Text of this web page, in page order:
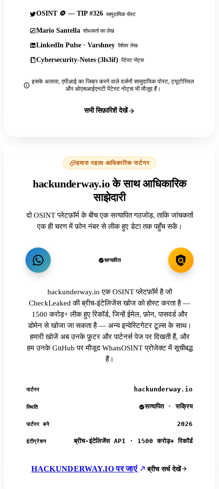
OSINT 🪙 — TIP #326 सामुदायिक पोस्ट
Mario Santella शोधकर्ता का लेख
LinkedIn Pulse · Varshney पेशेवर लेख
Cybersecurity-Notes (3ls3if) पेंटेस्ट नोट्स
इसके अलावा, एपीआई का जिक्र करने वाले दर्जनों सामुदायिक पोस्ट, ट्यूटोरियल
और ओएसआईएनटी पेंटेस्ट नोट्स भी मौजूद हैं।
सभी सिफ़ारिशें देखें
हमारा पहला आधिकारिक पार्टनर
hackunderway.io के साथ आधिकारिक
साझेदारी
दो OSINT प्लेटफ़ॉर्म के बीच एक सत्यापित गठजोड़, ताकि जांचकर्ता
एक ही चरण में फ़ोन नंबर से लीक हुए डेटा तक पहुँच सकें।
सत्यापित
hackunderway.io एक OSINT प्लेटफ़ॉर्म है जो
CheckLeaked की ब्रीच-इंटेलिजेंस खोज को होस्ट करता है —
1500 करोड़+ लीक हुए रिकॉर्ड, जिन्हें ईमेल, फ़ोन, पासवर्ड और
डोमेन से खोजा जा सकता है — अन्य इन्वेस्टिगेटर टूल्स के साथ।
हमारी खोजें अब उनके फ़ुटर और पार्टनर्स पेज पर दिखती हैं, और
हम उनके GitHub पर मौजूद WhatsOSINT प्रोजेक्ट में सूचीबद्ध
हैं।
पार्टनर hackunderway.io
स्थिति सत्यापित · सक्रिय
पार्टनर बने 2026
इंटीग्रेशन ब्रीच-इंटेलिजेंस API · 1500 करोड़+ रिकॉर्ड
HACKUNDERWAY.IO पर जाएं ब्रीच सर्च देखें